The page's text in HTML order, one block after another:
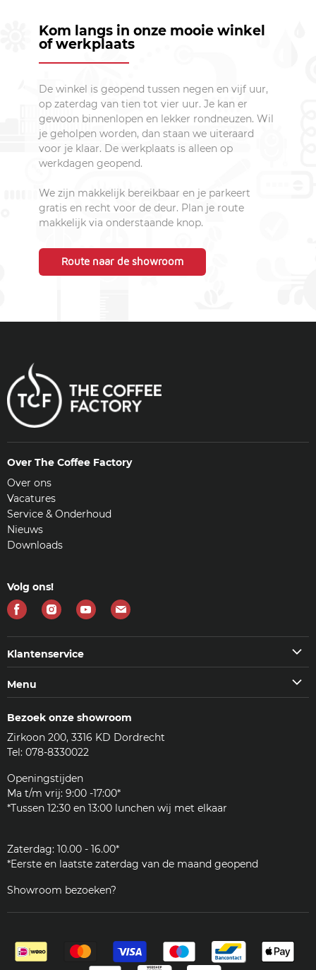
Kom langs in onze mooie winkel
of werkplaats
De winkel is geopend tussen negen en vijf uur,
op zaterdag van tien tot vier uur. Je kan er
gewoon binnenlopen en lekker rondneuzen. Wil
je geholpen worden, dan staan we uiteraard
voor je klaar. De werkplaats is alleen op
werkdagen geopend.
We zijn makkelijk bereikbaar en je parkeert
gratis en recht voor de deur. Plan je route
makkelijk via onderstaande knop.
Route naar de showroom
Over The Coffee Factory
Over ons
Vacatures
Service & Onderhoud
Nieuws
Downloads
Volg ons!
Vind
Facebook
Vind
op
Instagram
Vind
Youtube
Vind
E-
Klantenservice
Veelgestelde vragen (FAQ)
Reviews
Woordenlijst
Menu
Koffie & meer
Accessoires
Reinigingsmiddelen
Onderdelen
JURA
Klantenservice
Bezoek onze showroom
Zirkoon 200, 3316 KD Dordrecht
Tel: 078-8330022
Openingstijden
Ma t/m vrij: 9:00 -17:00*
*Tussen 12:30 en 13:00 lunchen wij met elkaar
Zaterdag: 10.00 - 16.00*
*Eerste en laatste zaterdag van de maand geopend
Showroom bezoeken?